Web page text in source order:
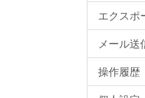
エクスポ
メール送
操作履歴